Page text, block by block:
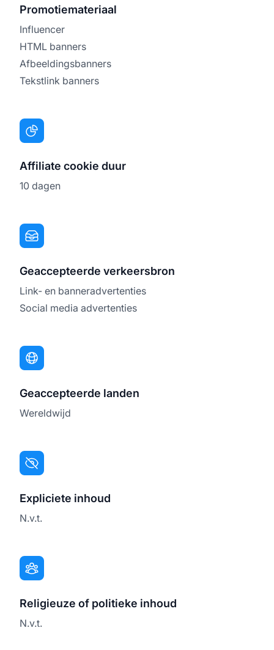
Promotiemateriaal
Influencer
HTML banners
Afbeeldingsbanners
Tekstlink banners
Affiliate cookie duur
10 dagen
Geaccepteerde verkeersbron
Link- en banneradvertenties
Social media advertenties
Geaccepteerde landen
Wereldwijd
Expliciete inhoud
N.v.t.
Religieuze of politieke inhoud
N.v.t.